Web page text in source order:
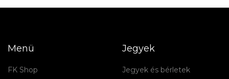
Menü
FK Shop
Jegyek
Jegyek és bérletek